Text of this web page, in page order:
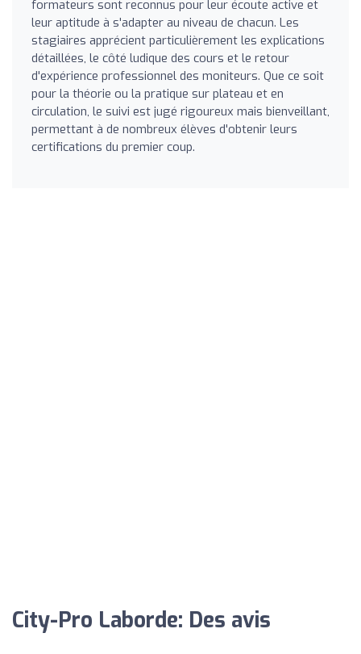
formateurs sont reconnus pour leur écoute active et
leur aptitude à s'adapter au niveau de chacun. Les
stagiaires apprécient particulièrement les explications
détaillées, le côté ludique des cours et le retour
d'expérience professionnel des moniteurs. Que ce soit
pour la théorie ou la pratique sur plateau et en
circulation, le suivi est jugé rigoureux mais bienveillant,
permettant à de nombreux élèves d'obtenir leurs
certifications du premier coup.
City-Pro Laborde: Des avis